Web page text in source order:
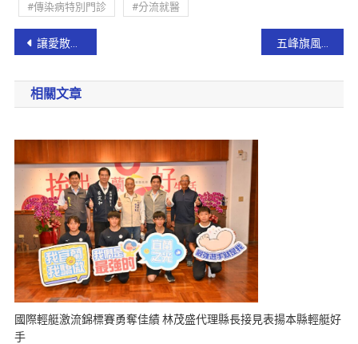
#傳染病特別門診
#分流就醫
讓愛散落每個角落 宜蘭慈濟與照顧戶、獨居長者圍爐同樂! 五峰旗風景區登山步道修繕後即日起重新開放 !
相關文章
國際輕艇激流錦標賽勇奪佳績 林茂盛代理縣長接見表揚本縣輕艇好
手